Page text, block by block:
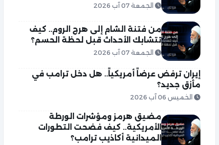
الجمعة 07 آب 2026
من فتنة الشام إلى هرج الروم.. كيف
تتشابك الأحداث قبل لحظة الحسم؟
الجمعة 07 آب 2026
إيران ترفض عرضاً أمريكياً.. هل دخل ترامب في
مأزق جديد؟
الخميس 06 آب 2026
مضيق هرمز ومؤشرات الورطة
الأمريكية.. كيف فضحت التطورات
الميدانية أكاذيب ترامب؟